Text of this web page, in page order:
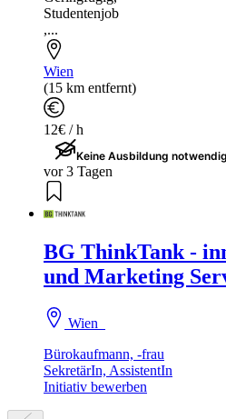
Studentenjob
,...
Wien
(15 km entfernt)
12€ / h
Keine Ausbildung notwendig
vor 3 Tagen
BG ThinkTank -
und Marketing
Wien
Bürokaufmann, -frau
SekretärIn, AssistentIn
Initiativ bewerben